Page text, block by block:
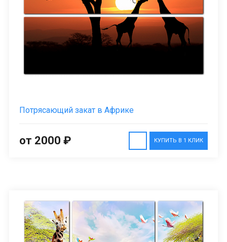
Потрясающий закат в Африке
КУПИТЬ В 1 КЛИК
от 2000 ₽